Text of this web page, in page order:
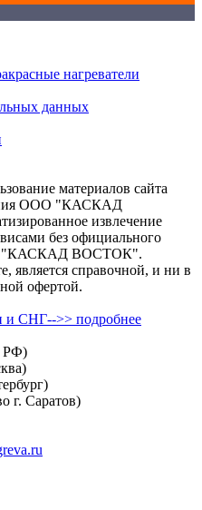
нагреватели
данных
материалов сайта
ООО "КАСКАД
извлечение
без официального
"КАСКАД ВОСТОК".
является справочной, и ни в
офертой.
и СНГ-->> подробнее
РФ)
г. Саратов)